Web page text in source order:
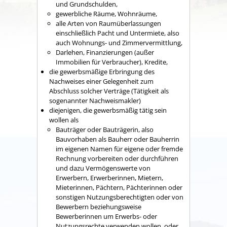
und Grundschulden,
gewerbliche Räume, Wohnräume,
alle Arten von Raumüberlassungen
einschließlich Pacht und Untermiete,also
auch Wohnungs- und Zimmervermittlung,
Darlehen, Finanzierungen (außer
Immobilien für Verbraucher), Kredite,
die gewerbsmäßige Erbringung des
Nachweises einer Gelegenheit zum
Abschluss solcher Verträge (Tätigkeit als
sogenannter Nachweismakler)
diejenigen, die gewerbsmäßig tätig sein
wollen als
Bauträger oder Bauträgerin, also
Bauvorhaben als Bauherr oder Bauherrin
im eigenen Namen für eigene oder fremde
Rechnung vorbereiten oder durchführen
und dazu Vermögenswerte von
Erwerbern, Erwerberinnen, Mietern,
Mieterinnen, Pächtern, Pächterinnen oder
sonstigen Nutzungsberechtigten oder von
Bewerbern beziehungsweise
Bewerberinnen um Erwerbs- oder